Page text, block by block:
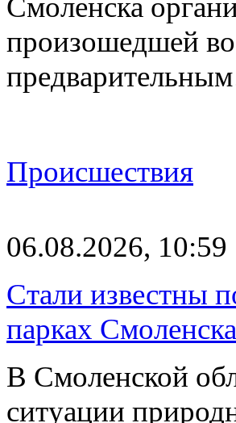
Смоленска
произошедшей во
Происшествия
06.08.2026, 10:59
Стали известны
парках
В Смоленской
ситуации